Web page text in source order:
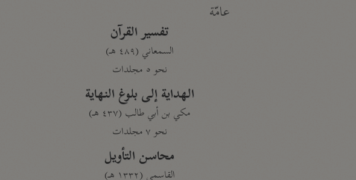
عامّة
تفسير القرآن
السمعاني (٤٨٩ هـ)
نحو ٥ مجلدات
الهداية إلى بلوغ النهاية
مكي بن أبي طالب (٤٣٧ هـ)
نحو ٧ مجلدات
محاسن التأويل
القاسمي (١٣٣٢ هـ)